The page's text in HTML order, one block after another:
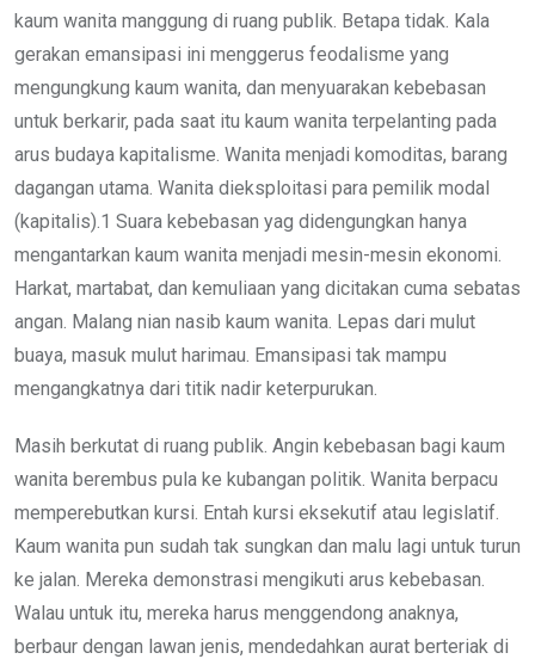
kaum wanita manggung di ruang publik. Betapa tidak. Kala
gerakan emansipasi ini menggerus feodalisme yang
mengungkung kaum wanita, dan menyuarakan kebebasan
untuk berkarir, pada saat itu kaum wanita terpelanting pada
arus budaya kapitalisme. Wanita menjadi komoditas, barang
dagangan utama. Wanita dieksploitasi para pemilik modal
(kapitalis).1 Suara kebebasan yag didengungkan hanya
mengantarkan kaum wanita menjadi mesin-mesin ekonomi.
Harkat, martabat, dan kemuliaan yang dicitakan cuma sebatas
angan. Malang nian nasib kaum wanita. Lepas dari mulut
buaya, masuk mulut harimau. Emansipasi tak mampu
mengangkatnya dari titik nadir keterpurukan.
Masih berkutat di ruang publik. Angin kebebasan bagi kaum
wanita berembus pula ke kubangan politik. Wanita berpacu
memperebutkan kursi. Entah kursi eksekutif atau legislatif.
Kaum wanita pun sudah tak sungkan dan malu lagi untuk turun
ke jalan. Mereka demonstrasi mengikuti arus kebebasan.
Walau untuk itu, mereka harus menggendong anaknya,
berbaur dengan lawan jenis, mendedahkan aurat berteriak di